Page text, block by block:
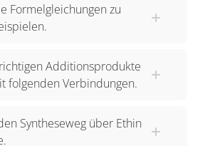
ungesättigte Kohlenwasserstoffe
deren Moleküle nur
deren Moleküle eine
Verbindungen. Alkene und
Verbindungen.
Formelgleichungen zu
Additionsprodukte
folgenden Verbindungen.
Syntheseweg über Ethin